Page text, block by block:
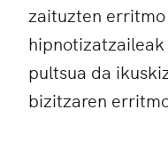
zaituzten
pultsua da
bizitzaren